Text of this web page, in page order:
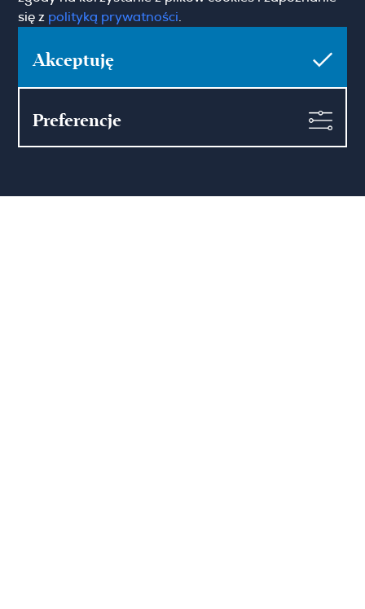
Hamilton May Warszawa
się z polityką prywatności
Akceptuję
Preferencje